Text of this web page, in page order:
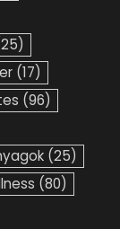
(17)
(96)
(25)
(80)